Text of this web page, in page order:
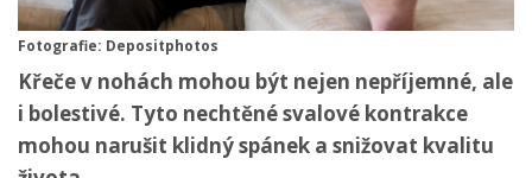
Fotografie: Depositphotos
Křeče v nohách mohou být nejen nepříjemné, ale
i bolestivé. Tyto nechtěné svalové kontrakce
mohou narušit klidný spánek a snižovat kvalitu